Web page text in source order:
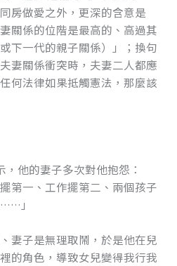
房做愛之外，更深的含意是
關係的位階是最高的、高過其
下一代的親子關係）」；換句
妻關係衝突時，夫妻二人都應
何法律如果抵觸憲法，那麼該
他的妻子多次對他抱怨：
第一、工作擺第二、兩個孩子
」
妻子是無理取鬧，於是他在兒
的角色，導致女兒變得我行我